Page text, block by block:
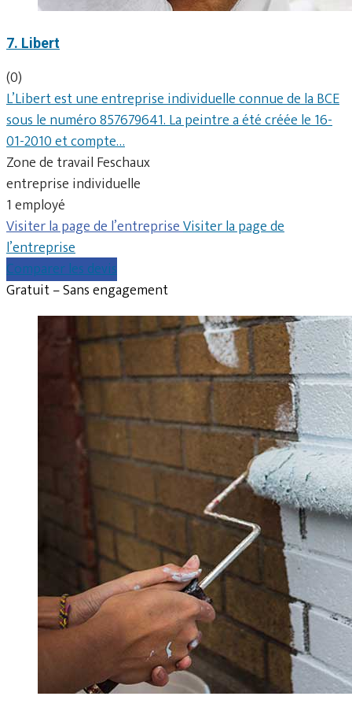
7. Libert
(0)
L’Libert est une entreprise individuelle connue de la BCE
sous le numéro 857679641. La peintre a été créée le 16-
01-2010 et compte…
Zone de travail Feschaux
entreprise individuelle
1 employé
Visiter la page de l’entrepriseVisiter la page de
l’entreprise
Comparer les devis
Gratuit – Sans engagement